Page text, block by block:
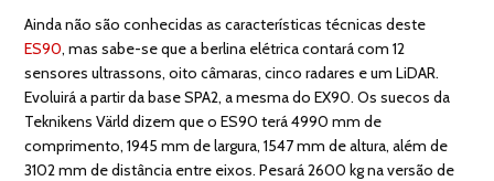
Ainda não são conhecidas as características técnicas deste
ES90, mas sabe-se que a berlina elétrica contará com 12
sensores ultrassons, oito câmaras, cinco radares e um LiDAR.
Evoluirá a partir da base SPA2, a mesma do EX90. Os suecos da
Teknikens Värld dizem que o ES90 terá 4990 mm de
comprimento, 1945 mm de largura, 1547 mm de altura, além de
3102 mm de distância entre eixos. Pesará 2600 kg na versão de